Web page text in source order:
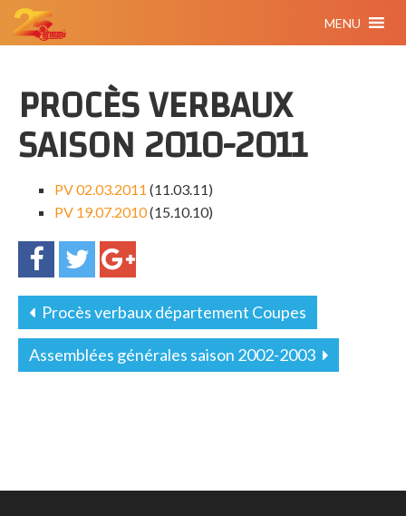
MENU
PROCÈS VERBAUX
SAISON 2010-2011
PV 02.03.2011 (11.03.11)
PV 19.07.2010(15.10.10)
Procès verbaux département Coupes
Assemblées générales saison 2002-2003